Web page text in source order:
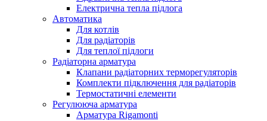
Електрична тепла підлога
Автоматика
Для котлів
Для радіаторів
Для теплої підлоги
Радіаторна арматура
Клапани радіаторних терморегуляторів
Комплекти підключення для радіаторів
Термостатичні елементи
Регулююча арматура
Арматура Rigamonti